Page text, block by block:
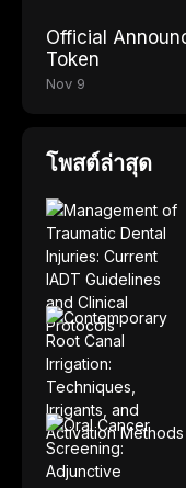
Official
Token
Nov 9
โพสต์ล่าสุด